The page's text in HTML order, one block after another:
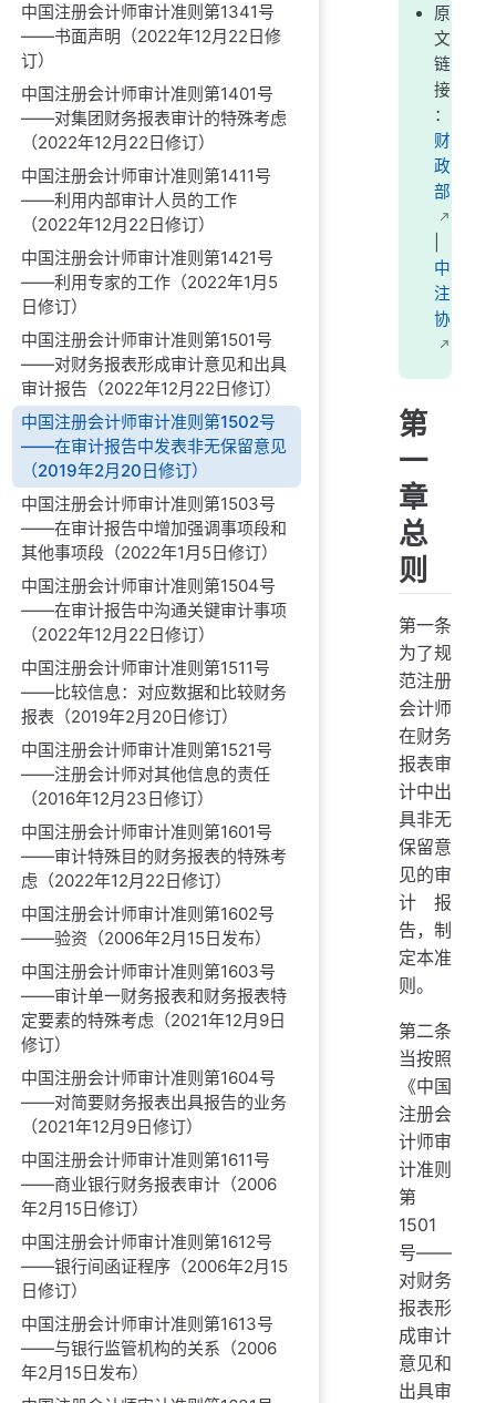
中国注册会计师审计准则第1341号
——书面声明（2022年12月22日修
订）
中国注册会计师审计准则第1401号
——对集团财务报表审计的特殊考虑
（2022年12月22日修订）
中国注册会计师审计准则第1411号
——利用内部审计人员的工作
（2022年12月22日修订）
中国注册会计师审计准则第1421号
——利用专家的工作（2022年1月5
日修订）
中国注册会计师审计准则第1501号
——对财务报表形成审计意见和出具
审计报告（2022年12月22日修订）
中国注册会计师审计准则第1502号
——在审计报告中发表非无保留意见
（2019年2月20日修订）
中国注册会计师审计准则第1503号
——在审计报告中增加强调事项段和
其他事项段（2022年1月5日修订）
中国注册会计师审计准则第1504号
——在审计报告中沟通关键审计事项
（2022年12月22日修订）
中国注册会计师审计准则第1511号
——比较信息：对应数据和比较财务
报表（2019年2月20日修订）
中国注册会计师审计准则第1521号
——注册会计师对其他信息的责任
（2016年12月23日修订）
中国注册会计师审计准则第1601号
——审计特殊目的财务报表的特殊考
虑（2022年12月22日修订）
中国注册会计师审计准则第1602号
——验资（2006年2月15日发布）
中国注册会计师审计准则第1603号
——审计单一财务报表和财务报表特
定要素的特殊考虑（2021年12月9日
修订）
中国注册会计师审计准则第1604号
——对简要财务报表出具报告的业务
（2021年12月9日修订）
中国注册会计师审计准则第1611号
——商业银行财务报表审计（2006
年2月15日修订）
中国注册会计师审计准则第1612号
——银行间函证程序（2006年2月15
日修订）
中国注册会计师审计准则第1613号
——与银行监管机构的关系（2006
年2月15日发布）
原
文
链
接
：
财
政
部
中
注
协
第
一
章
总
则
第一条
为了规
范注册
会计师
在财务
报表审
计中出
具非无
保留意
见的审
计报
告，制
定本准
则。
第二条
当按照
《中国
注册会
计师审
计准则
第
1501
号——
对财务
报表形
成审计
意见和
出具审